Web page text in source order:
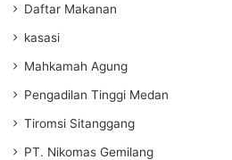
Daftar Makanan
kasasi
Mahkamah Agung
Pengadilan Tinggi Medan
Tiromsi Sitanggang
PT. Nikomas Gemilang